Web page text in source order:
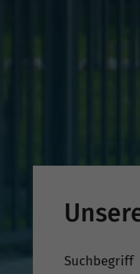
Suchbegriff